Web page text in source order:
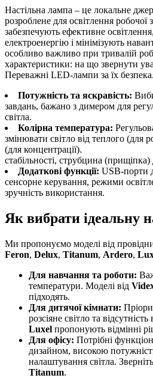
Настільна лампа – це локальне
розроблене для освітлення
забезпечують ефективне
електроенергію і мінімізують
особливо важливо при тривалій
характеристики: на що звернути
Переважні LED-лампи за їх безпека.
Потужність та яскравість:
завдань, бажано з димером для
світла.
Колірна температура:
змінювати світло від теплого (для
(для концентрації).
стабільності, струбцина (прищіпка)
Додаткові функції: USB-порти
сенсорне керування, режими
зручність використання.
Як вибрати ідеальну
Ми пропонуємо моделі від
Feron, Delux, Titanum, Ardero,
Для навчання та роботи:
температури. Моделі від
підходять.
Для дитячої кімнати:
розсіяне світло та відсутність
Luxel пропонують відмінні
Для офісу: Потрібні
дизайном, високою
налаштування світла.
Titanum.